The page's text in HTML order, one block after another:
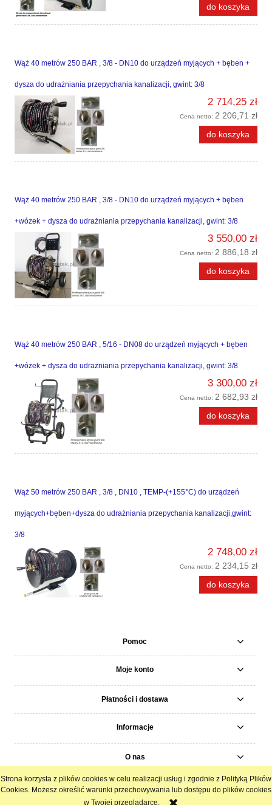
Strona korzysta z plików cookies w celu realizacji usług i zgodnie z Polityką Plików
Cookies. Możesz określić warunki przechowywania lub dostępu do plików cookies
w Twojej przeglądarce.
do koszyka
Wąż 40 metrów 250 BAR , 3/8 - DN10 do urządzeń myjących + bęben +
dysza do udrażniania przepychania kanalizacji, gwint: 3/8
2 714,25 zł
Cena netto: 2 206,71 zł
do koszyka
Wąż 40 metrów 250 BAR , 3/8 - DN10 do urządzeń myjących + bęben
+wózek + dysza do udrażniania przepychania kanalizacji, gwint: 3/8
3 550,00 zł
Cena netto: 2 886,18 zł
do koszyka
Wąż 40 metrów 250 BAR , 5/16 - DN08 do urządzeń myjących + bęben
+wózek + dysza do udrażniania przepychania kanalizacji, gwint: 3/8
3 300,00 zł
Cena netto: 2 682,93 zł
do koszyka
Wąż 50 metrów 250 BAR , 3/8 , DN10 , TEMP-(+155°C) do urządzeń
myjących+bęben+dysza do udrażniania przepychania kanalizacji,gwint:
3/8
2 748,00 zł
Cena netto: 2 234,15 zł
do koszyka
Pomoc
Moje konto
Płatności i dostawa
Informacje
O nas
pokaż pełną wersję strony